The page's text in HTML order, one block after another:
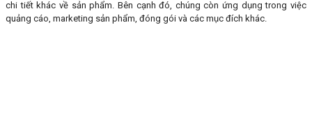
chi tiết khác về sản phẩm. Bên cạnh đó, chúng còn ứng dụng trong việc
quảng cáo, marketing sản phẩm, đóng gói và các mục đích khác.